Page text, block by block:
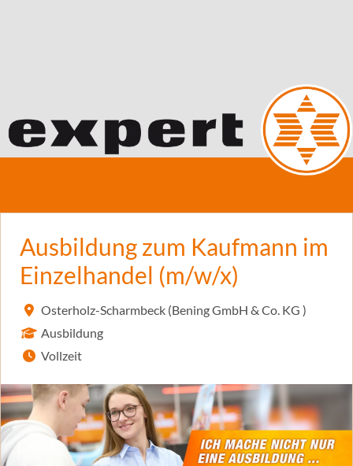
Ausbildung zum Kaufmann im
Einzelhandel (m/w/x)
Osterholz-Scharmbeck (Bening GmbH & Co. KG )
Ausbildung
Vollzeit